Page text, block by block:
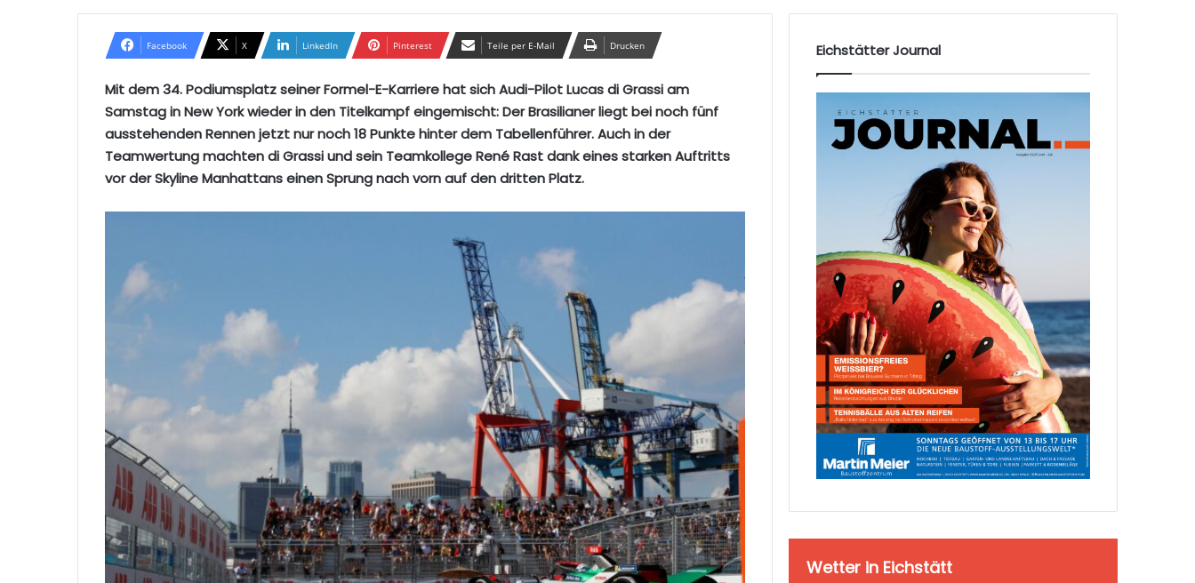
Facebook X LinkedIn Pinterest Teile per E-Mail Drucken
Mit dem 34. Podiumsplatz seiner Formel-E-Karriere hat sich Audi-Pilot Lucas di Grassi am
Samstag in New York wieder in den Titelkampf eingemischt: Der Brasilianer liegt bei noch fünf
ausstehenden Rennen jetzt nur noch 18 Punkte hinter dem Tabellenführer. Auch in der
Teamwertung machten di Grassi und sein Teamkollege René Rast dank eines starken Auftritts
vor der Skyline Manhattans einen Sprung nach vorn auf den dritten Platz.
Eichstätter Journal
Wetter in Eichstätt